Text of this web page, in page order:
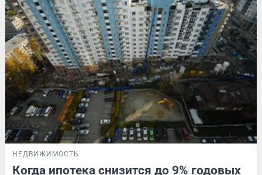
НЕДВИЖИМОСТЬ
Когда ипотека снизится до 9% годовых